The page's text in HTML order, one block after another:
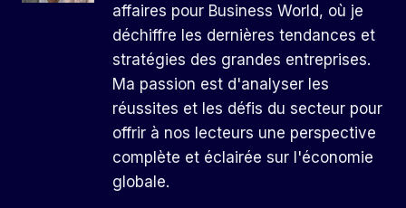
affaires pour Business World, où je
déchiffre les dernières tendances et
stratégies des grandes entreprises.
Ma passion est d'analyser les
réussites et les défis du secteur pour
offrir à nos lecteurs une perspective
complète et éclairée sur l'économie
globale.